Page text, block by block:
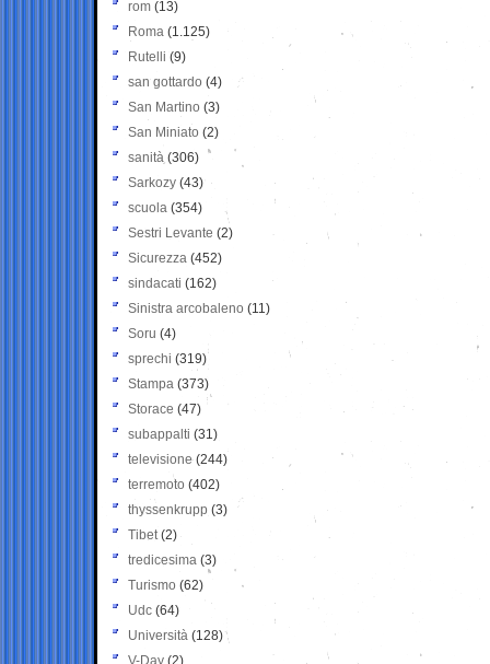
rom (13)
Roma (1.125)
Rutelli (9)
san gottardo (4)
San Martino (3)
San Miniato (2)
sanità (306)
Sarkozy (43)
scuola (354)
Sestri Levante (2)
Sicurezza (452)
sindacati (162)
Sinistra arcobaleno (11)
Soru (4)
sprechi (319)
Stampa (373)
Storace (47)
subappalti (31)
televisione(244)
terremoto (402)
thyssenkrupp (3)
Tibet(2)
tredicesima (3)
Turismo (62)
Udc (64)
Università (128)
V-Day (2)